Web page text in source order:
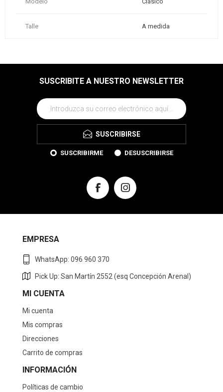
Talle A medida
SUSCRIBITE A NUESTRO NEWSLETTER
SUSCRIBIRSE
SUSCRIBIRME DESUSCRIBIRSE
EMPRESA
WhatsApp: 096 960 370
Pick Up: San Martín 2552 (esq Concepción Arenal)
MI CUENTA
Mi cuenta
Mis compras
Direcciones
Carrito de compras
INFORMACIÓN
Políticas de cambio